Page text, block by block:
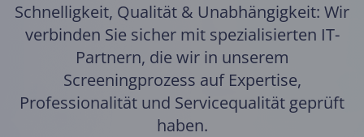
Schnelligkeit, Qualität & Unabhängigkeit: Wir
verbinden Sie sicher mit spezialisierten IT-
Partnern, die wir in unserem
Screeningprozess auf Expertise,
Professionalität und Servicequalität geprüft
haben.